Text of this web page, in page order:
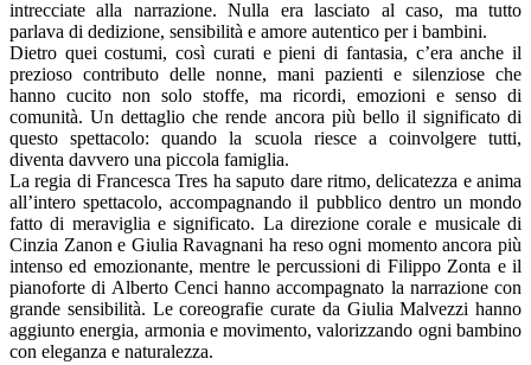
intrecciate alla narrazione. Nulla era lasciato al caso, ma tutto
parlava di dedizione, sensibilità e amore autentico per i bambini.
Dietro quei costumi, così curati e pieni di fantasia, c’era anche il
prezioso contributo delle nonne, mani pazienti e silenziose che
hanno cucito non solo stoffe, ma ricordi, emozioni e senso di
comunità. Un dettaglio che rende ancora più bello il significato di
questo spettacolo: quando la scuola riesce a coinvolgere tutti,
diventa davvero una piccola famiglia.
La regia di Francesca Tres ha saputo dare ritmo, delicatezza e anima
all’intero spettacolo, accompagnando il pubblico dentro un mondo
fatto di meraviglia e significato. La direzione corale e musicale di
Cinzia Zanon e Giulia Ravagnani ha reso ogni momento ancora più
intenso ed emozionante, mentre le percussioni di Filippo Zonta e il
pianoforte di Alberto Cenci hanno accompagnato la narrazione con
grande sensibilità. Le coreografie curate da Giulia Malvezzi hanno
aggiunto energia, armonia e movimento, valorizzando ogni bambino
con eleganza e naturalezza.